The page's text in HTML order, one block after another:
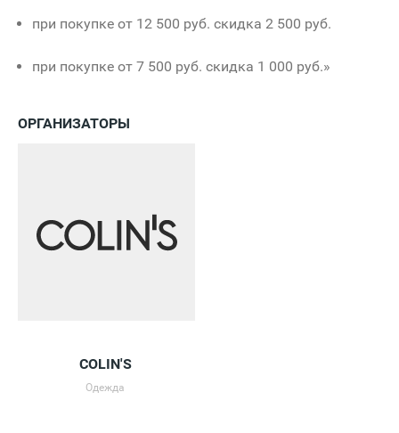
при покупке от 12 500 руб. скидка 2 500 руб.
при покупке от 7 500 руб. скидка 1 000 руб.»
ОРГАНИЗАТОРЫ
COLIN'S
Одежда